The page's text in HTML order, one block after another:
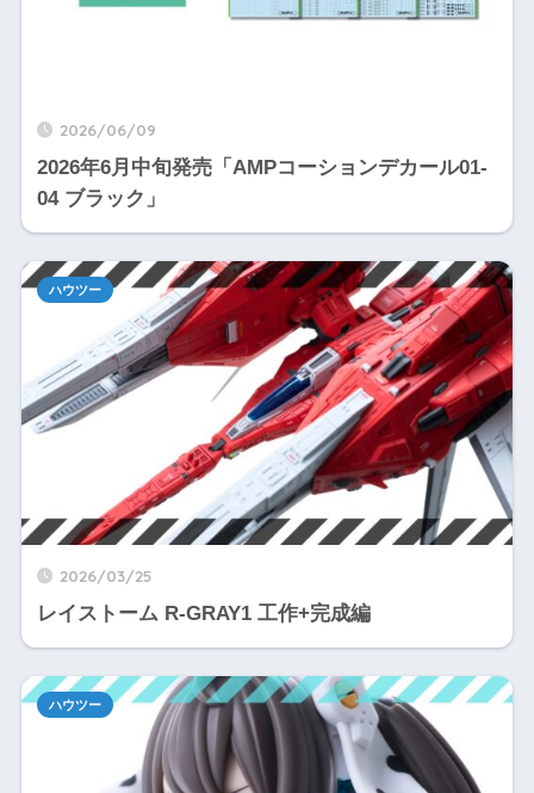
2026/06/09
2026年6月中旬発売「AMPコーションデカール01-
04 ブラック」
2026/03/25
レイストーム R-GRAY1 工作+完成編
ハウツー
ハウツー